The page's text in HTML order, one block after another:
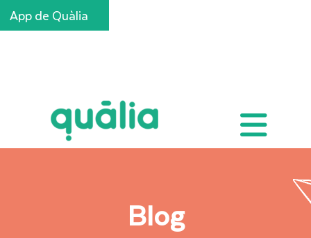
App de Quàlia
Blog